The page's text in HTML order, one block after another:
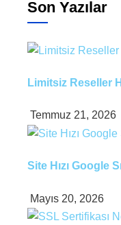
Son Yazılar
Limitsiz Reseller
Temmuz 21, 2026
Site Hızı Google
Mayıs 20, 2026